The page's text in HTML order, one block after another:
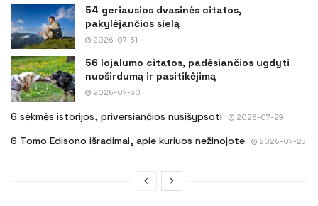
54 geriausios dvasinės citatos,
pakylėjančios sielą
2026-07-31
56 lojalumo citatos, padėsiančios ugdyti
nuoširdumą ir pasitikėjimą
2026-07-30
6 sėkmės istorijos, priversiančios nusišypsoti 2026-07-29
6 Tomo Edisono išradimai, apie kuriuos nežinojote 2026-07-28